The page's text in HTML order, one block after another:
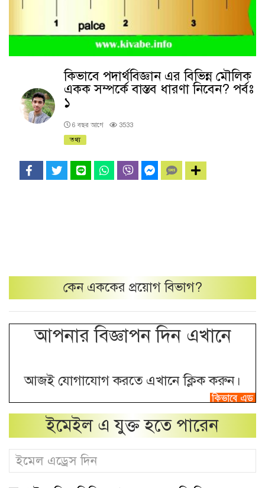
কিভাবে পদার্থবিজ্ঞান এর বিভিন্ন মৌলিক
একক সম্পর্কে বাস্তব ধারণা নিবেন? পর্বঃ
১
6 বছর আগে
3533
তথ্য
কেন এককের প্রয়োগবিভাগ?
আপনার বিজ্ঞাপন দিন এখানে
আজই যোগাযোগ করতে এখানে ক্লিক করুন।
ইমেইল এ যুক্ত হতে পারেন